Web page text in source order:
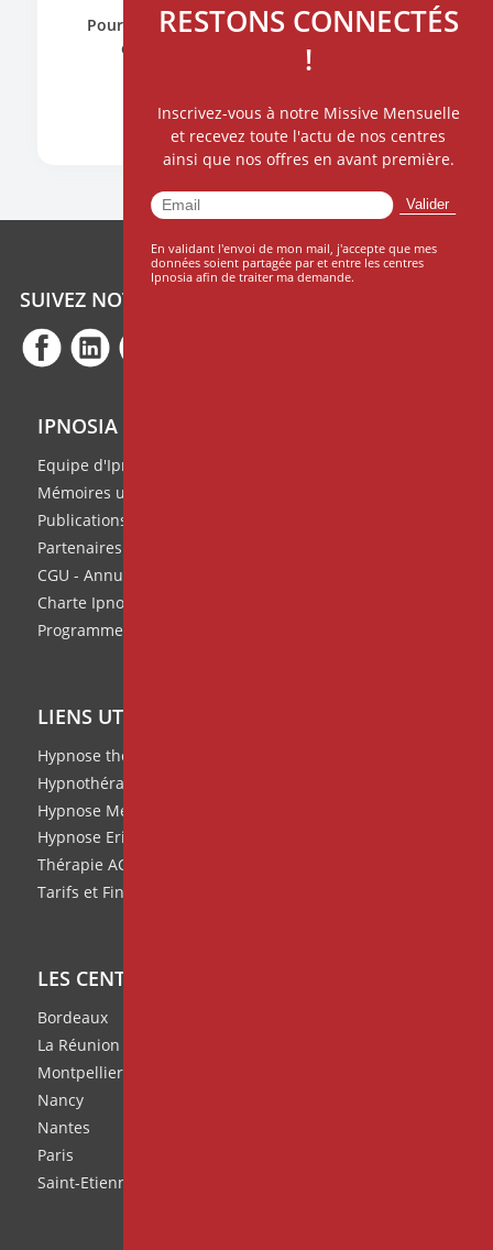
Pour toute demande, n'hésitez pas à nous
contacter en cliquant ci-dessous.
CONTACTEZ NOUS
SUIVEZ NOTRE ACTUALITÉ
IPNOSIA
Equipe d'Ipnosia
Mémoires universitaires
Publications de l'équipe
Partenaires
CGU - Annuaire des thérapeutes
Charte Ipnosia
Programme de parrainage
LIENS UTILES
Hypnose thérapeutique
Hypnothérapie
Hypnose Médicale et Clinique
Hypnose Ericksonienne
Thérapie ACT
Tarifs et Financement de nos formations
LES CENTRES IPNOSIA
Bordeaux
La Réunion
Montpellier
Nancy
Nantes
Paris
Saint-Etienne
RESTONS CONNECTÉS
!
Inscrivez-vous à notre Missive Mensuelle
et recevez toute l'actu de nos centres
ainsi que nos offres en avant première.
En validant l'envoi de mon mail, j'accepte que mes
données soient partagée par et entre les centres
Ipnosia afin de traiter ma demande.